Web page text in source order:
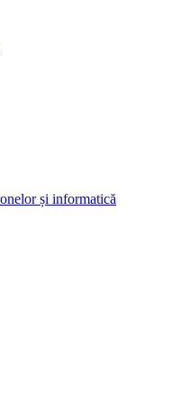
și informatică